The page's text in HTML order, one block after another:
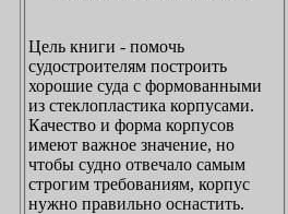
Цель книги - помочь
судостроителям построить
хорошие суда с формованными
из стеклопластика корпусами.
Качество и форма корпусов
имеют важное значение, но
чтобы судно отвечало самым
строгим требованиям, корпус
нужно правильно оснастить.